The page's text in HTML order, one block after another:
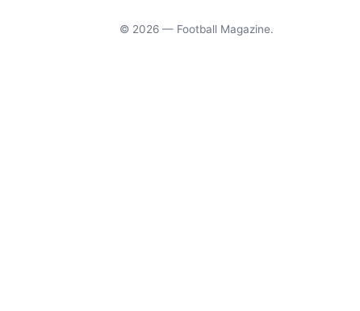
© 2026 — Football Magazine.